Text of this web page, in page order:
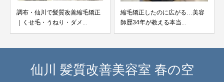
調布・仙川で髪質改善縮毛矯正
｜くせ毛・うねり・ダメ...
縮毛矯正したのに広がる…美容
師歴34年が教える本当...
仙川 髪質改善美容室 春の空